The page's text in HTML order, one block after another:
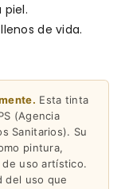
piel.
de vida.
Esta tinta
(Agencia
Sanitarios). Su
pintura,
uso artístico.
del uso que